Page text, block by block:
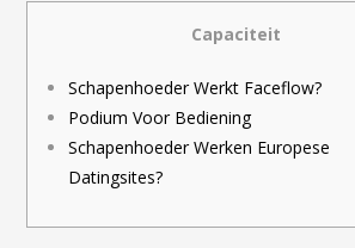
Capaciteit
Schapenhoeder Werkt Faceflow?
Podium Voor Bediening
Schapenhoeder Werken Europese
Datingsites?